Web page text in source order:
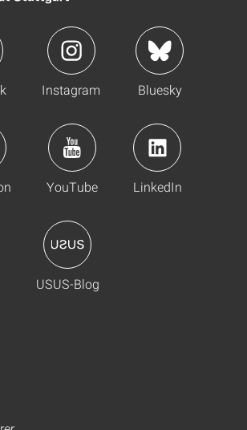
Instagram Bluesky
YouTube LinkedIn
USUS-Blog